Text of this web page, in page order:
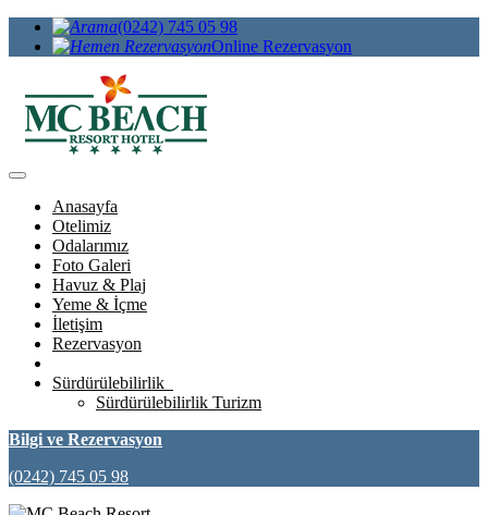
(0242) 745 05 98
Online Rezervasyon
Anasayfa
Otelimiz
Odalarımız
Foto Galeri
Havuz & Plaj
Yeme & İçme
İletişim
Rezervasyon
Sürdürülebilirlik
Sürdürülebilirlik Turizm
Bilgi ve Rezervasyon
(0242) 745 05 98